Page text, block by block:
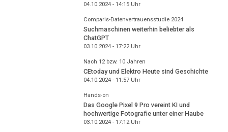
04.10.2024 - 14:15Uhr
Comparis-Datenvertrauensstudie 2024
Suchmaschinen weiterhin beliebter als
ChatGPT
03.10.2024 - 17:22Uhr
Nach 12 bzw. 10 Jahren
CEtoday und Elektro Heute sind Geschichte
04.10.2024 - 11:57Uhr
Hands-on
Das Google Pixel 9 Pro vereint KI und
hochwertige Fotografie unter einer Haube
03.10.2024 - 17:12Uhr